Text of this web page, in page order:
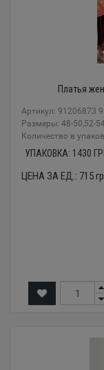
Платья
Артикул: 91206873
Размеры: 48-50,52-
Количество в
УПАКОВКА: 1430
ЦЕНА ЗА ЕД.: 715